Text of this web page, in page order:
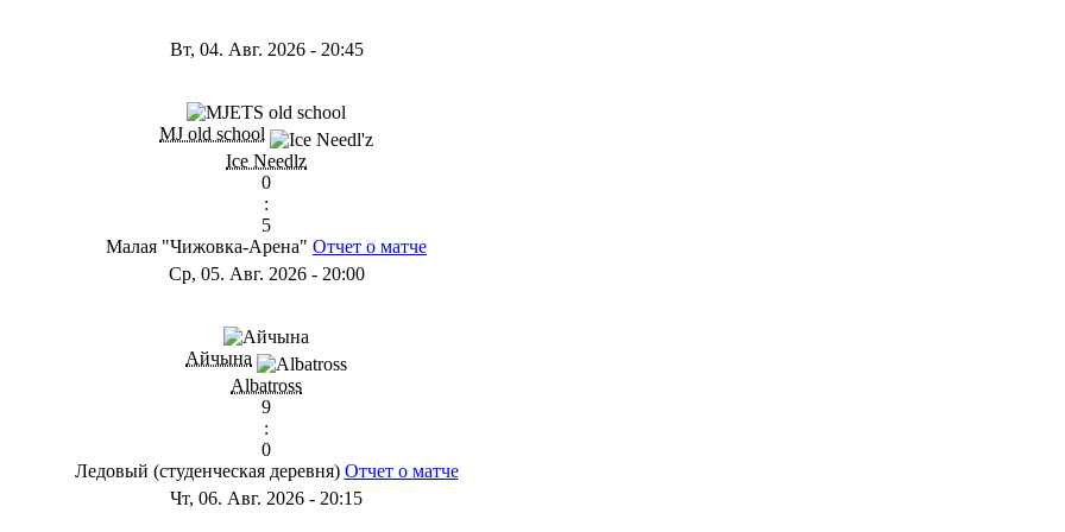
Вт, 04. Авг. 2026- 20:45
MJ old school
Ice Needlz
0
:
5
Малая "Чижовка-Арена" Отчет о матче
Ср, 05. Авг. 2026- 20:00
Айчына
Albatross
9
:
0
Ледовый (студенческая деревня) Отчет о матче
Чт, 06. Авг. 2026 - 20:15